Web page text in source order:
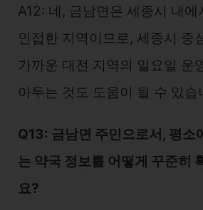
A12: 네, 금남면은 세종시 내
인접한 지역이므로, 세종시 중
가까운 대전 지역의 일요일 운
아두는 것도 도움이 될 수 있습
Q13: 금남면 주민으로서, 평소
는 약국 정보를 어떻게 꾸준히
요?